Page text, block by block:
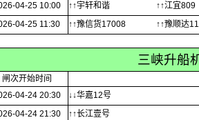
04-25 10:00 ↑↑宇轩和谐 ↑↑江宜809
04-25 11:30 ↑↑豫信货17008 ↑↑豫顺达
三峡升船
闸次开始时间
04-24 20:30 ↓↓华嘉12号
04-24 21:30 ↑↑长江壹号